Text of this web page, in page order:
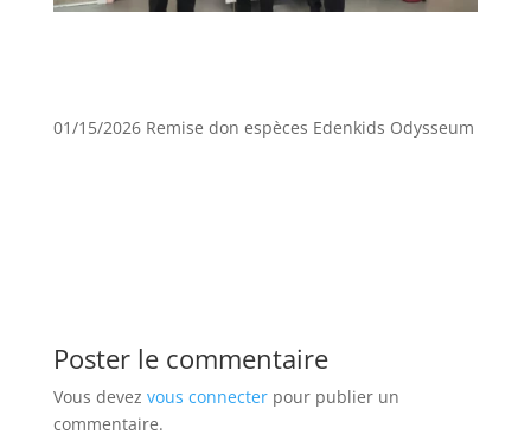
01/15/2026 Remise don espèces Edenkids Odysseum
Poster le commentaire
Vous devez vous connecterpour publier un
commentaire.